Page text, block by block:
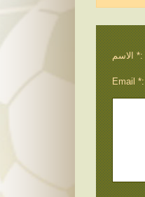
الاسم *:
Email *: